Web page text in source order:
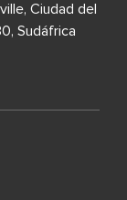
Ciudad del
Sudáfrica